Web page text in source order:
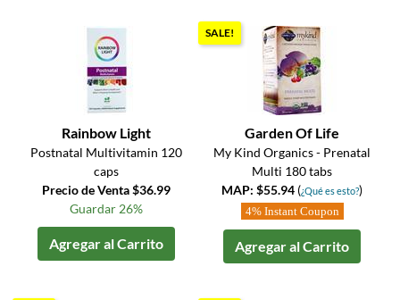
Rainbow Light
Postnatal Multivitamin 120
caps
Precio de Venta $36.99
Guardar 26%
Agregar al Carrito
SALE!
Garden Of Life
My Kind Organics - Prenatal
Multi 180 tabs
MAP: $55.94 (¿Qué es esto?)
4% Instant Coupon
Agregar al Carrito